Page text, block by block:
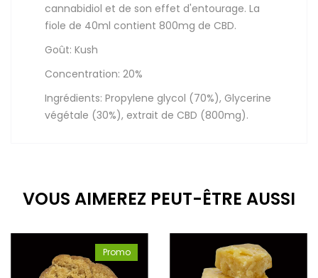
cannabidiol et de son effet d'entourage. La
fiole de 40ml contient 800mg de CBD.
Goût: Kush
Concentration: 20%
Ingrédients: Propylene glycol (70%), Glycerine
végétale (30%), extrait de CBD (800mg).
VOUS AIMEREZ PEUT-ÊTRE AUSSI
Promo